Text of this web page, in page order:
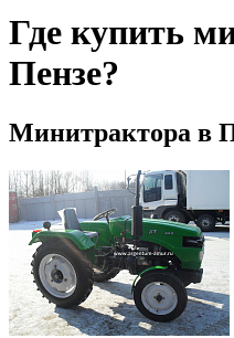
Где купить
Пензе?
Минитрактора в